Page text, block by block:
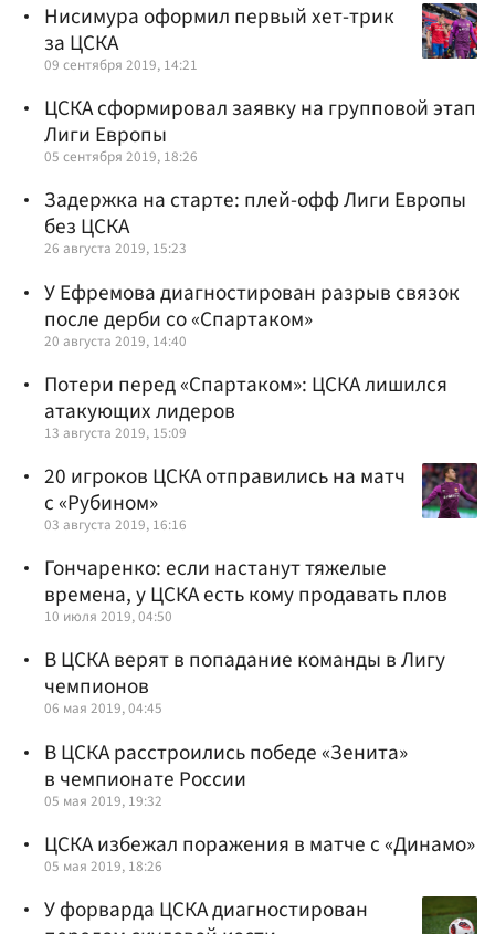
Нисимура оформил первый хет-трик
за ЦСКА
09 сентября 2019, 14:21
ЦСКА сформировал заявку на групповой этап
Лиги Европы
05 сентября 2019, 18:26
Задержка на старте: плей-офф Лиги Европы
без ЦСКА
26 августа 2019, 15:23
У Ефремова диагностирован разрыв связок
после дерби со «Спартаком»
20 августа 2019, 14:40
Потери перед «Спартаком»: ЦСКА лишился
атакующих лидеров
13 августа 2019, 15:09
20 игроков ЦСКА отправились на матч
с «Рубином»
03 августа 2019, 16:16
Гончаренко: если настанут тяжелые
времена, у ЦСКА есть кому продавать плов
10 июля 2019, 04:50
В ЦСКА верят в попадание команды в Лигу
чемпионов
06 мая 2019, 04:45
В ЦСКА расстроились победе «Зенита»
в чемпионате России
05 мая 2019, 19:32
ЦСКА избежал поражения в матче с «Динамо»
05 мая 2019, 18:26
У форварда ЦСКА диагностирован